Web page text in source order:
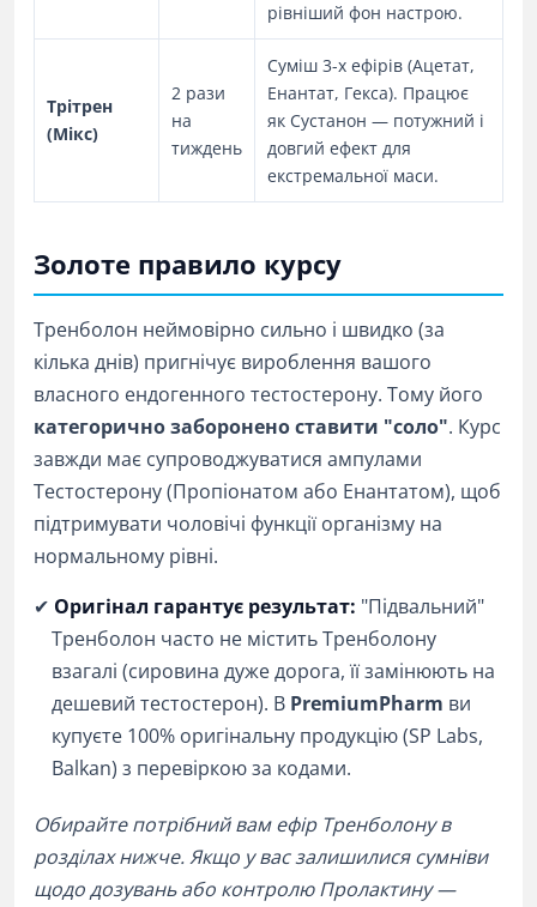
рівніший фон настрою.
Трітрен
(Мікс)
2 рази
на
тиждень
Суміш 3-х ефірів (Ацетат,
Енантат, Гекса). Працює
як Сустанон — потужний і
довгий ефект для
екстремальної маси.
Золоте правило курсу
Тренболон неймовірно сильно і швидко (за
кілька днів) пригнічує вироблення вашого
власного ендогенного тестостерону. Тому його
категорично заборонено ставити "соло". Курс
завжди має супроводжуватися ампулами
Тестостерону (Пропіонатом або Енантатом), щоб
підтримувати чоловічі функції організму на
нормальному рівні.
✔ Оригінал гарантує результат: "Підвальний"
Тренболон часто не містить Тренболону
взагалі (сировина дуже дорога, її замінюють на
дешевий тестостерон). В PremiumPharm ви
купуєте 100% оригінальну продукцію (SP Labs,
Balkan) з перевіркою за кодами.
Обирайте потрібний вам ефір Тренболону в
розділах нижче. Якщо у вас залишилися сумніви
щодо дозувань або контролю Пролактину —